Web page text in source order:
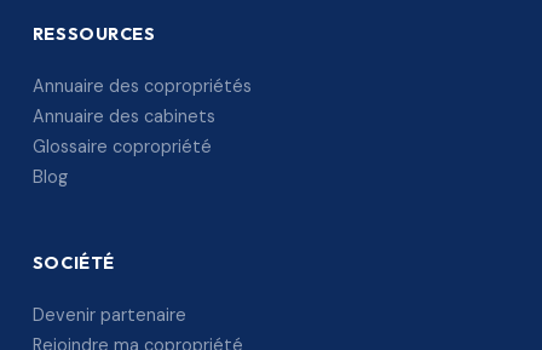
RESSOURCES
Annuaire des copropriétés
Annuaire des cabinets
Glossaire copropriété
Blog
SOCIÉTÉ
Devenir partenaire
Rejoindre ma copropriété